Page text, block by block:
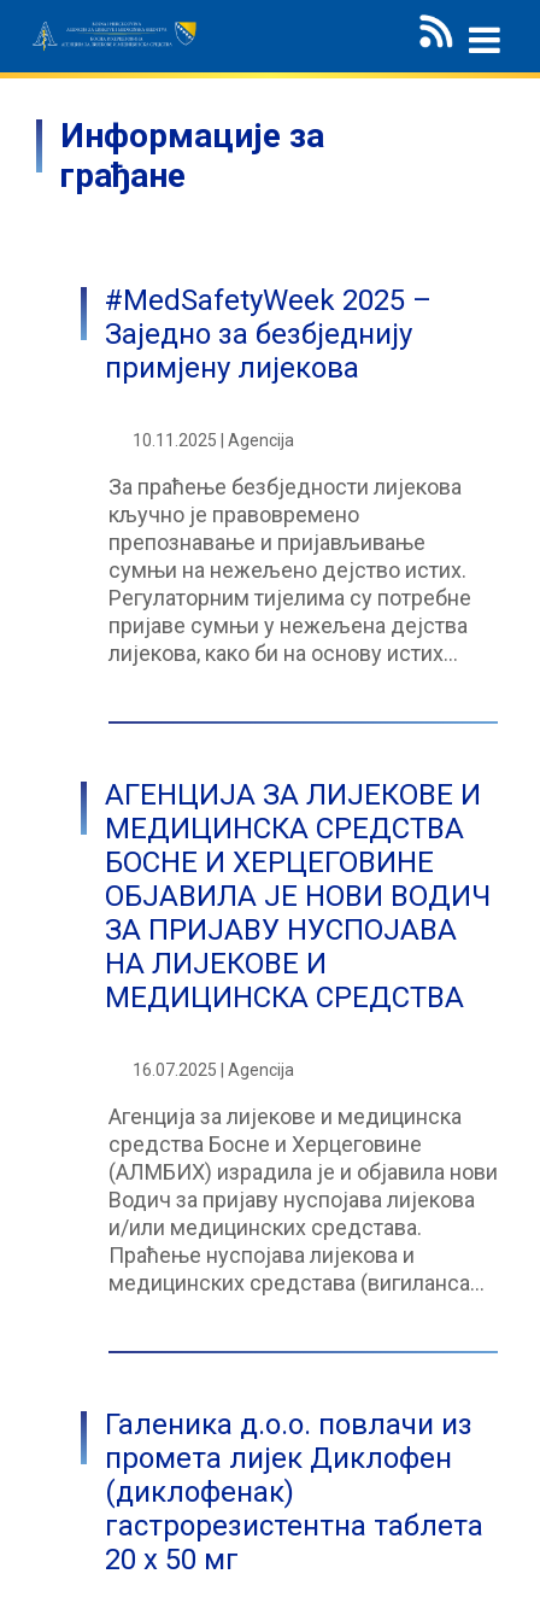
Информације за
грађане
#MedSafetyWeek 2025 –
Заједно за безбједнију
примјену лијекова
10.11.2025 | Agencija
За праћење безбједности лијекова
кључно је правовремено
препознавање и пријављивање
сумњи на нежељено дејство истих.
Регулаторним тијелима су потребне
пријаве сумњи у нежељена дејства
лијекова, како би на основу истих…
АГЕНЦИЈА ЗА ЛИЈЕКОВЕ И
МЕДИЦИНСКА СРЕДСТВА
БОСНЕ И ХЕРЦЕГОВИНЕ
ОБЈАВИЛА ЈЕ НОВИ ВОДИЧ
ЗА ПРИЈАВУ НУСПОЈАВА
НА ЛИЈЕКОВЕ И
МЕДИЦИНСКА СРЕДСТВА
16.07.2025 | Agencija
Агенција за лијекове и медицинска
средства Босне и Херцеговине
(АЛМБИХ) израдила је и објавила нови
Водич за пријаву нуспојава лијекова
и/или медицинских средстава.
Праћење нуспојава лијекова и
медицинских средстава (вигиланса…
Галеника д.о.о. повлачи из
промета лијек Диклофен
(диклофенак)
гастрорезистентна таблета
20 x 50 мг